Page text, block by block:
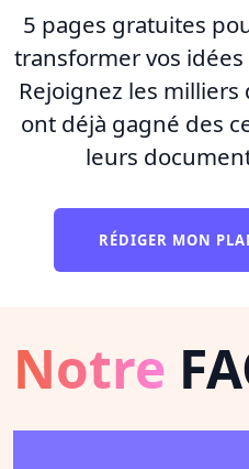
5 pages gratuites
transformer vos
Rejoignez les
ont déjà gagné des
leurs
RÉDIGER MON
Notre